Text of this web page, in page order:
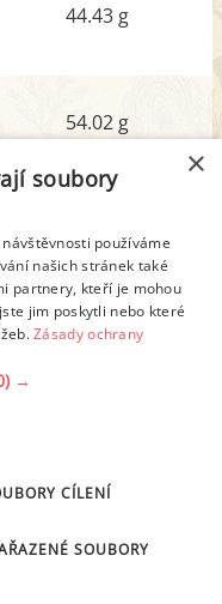
44.43 g
54.02 g
4.47 g
21.35 g
12.43 g
ÚDAJŮ
×
soubory
používáme
našich stránek také
partnery, kteří je mohou
jim poskytli nebo které
Zásady ochrany
→
CÍLENÍ
SOUBORY